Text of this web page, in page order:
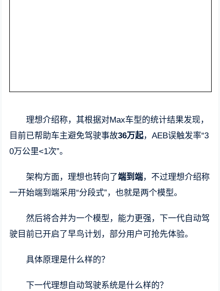
理想介绍称，其根据对Max车型的统计结果发现，
目前已帮助车主避免驾驶事故36万起，AEB误触发率“3
0万公里<1次”。
架构方面，理想也转向了端到端，不过理想介绍称
一开始端到端采用“分段式”，也就是两个模型。
然后将合并为一个模型，能力更强，下一代自动驾
驶目前已开启了早鸟计划，部分用户可抢先体验。
具体原理是什么样的？
下一代理想自动驾驶系统是什么样的？